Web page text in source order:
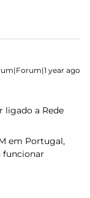
year ago
ligado a Rede
em Portugal,
funcionar